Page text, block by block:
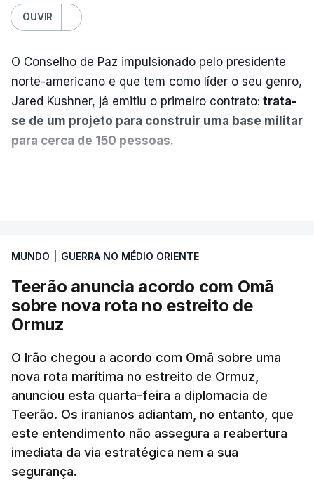
OUVIR
O Conselho de Paz impulsionado pelo presidente
norte-americano e que tem como líder o seu genro,
Jared Kushner, já emitiu o primeiro contrato: trata-
se de um projeto para construir uma base militar
para cerca de 150 pessoas.
que já colaborou com a Administração norte-
americana em projetos no Médio Oriente,
nomeadamente no Iraque.
militar deverá ficar nos 60 por cento de
território de Gaza que Israel controla e a cerca
de 1,5 quilómetros da fronteira com Israel.
Permite, desta forma, uma extração rápida em
caso de ataque.
Segundo um funcionário do Conselho de Paz, a
MUNDO GUERRA NO MÉDIO ORIENTE
Teerão anuncia acordo com Omã
sobre nova rota no estreito de
Ormuz
O Irão chegou a acordo com Omã sobre uma
nova rota marítima no estreito de Ormuz,
anunciou esta quarta-feira a diplomacia de
Teerão. Os iranianos adiantam, no entanto, que
este entendimento não assegura a reabertura
imediata da via estratégica nem a sua
segurança.